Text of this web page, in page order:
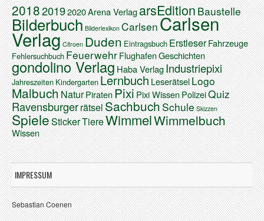
201820192020Arena VerlagarsEditionBaustelle
Bilderbuch Bilderlexikon CarlsenCarlsen
Verlag Citroen DudenEintragsbuchErstleserFahrzeuge
FehlersuchbuchFeuerwehrFlughafenGeschichten
gondolino VerlagHaba VerlagIndustriepixi
JahreszeitenKindergartenLernbuchLeserätselLogo
MalbuchNaturPiratenPixiPixi WissenPolizeiQuiz
RavensburgerrätselSachbuchSchule Skizzen
SpieleStickerTiereWimmelWimmelbuch
Wissen
IMPRESSUM
Sebastian Coenen